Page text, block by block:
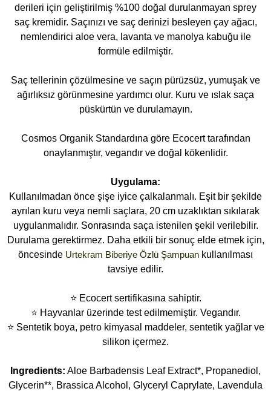
derileri için geliştirilmiş %100 doğal durulanmayan sprey
saç kremidir. Saçınızı ve saç derinizi besleyen çay ağacı,
nemlendirici aloe vera, lavanta ve manolya kabuğu ile
formüle edilmiştir.
Saç tellerinin çözülmesine ve saçın pürüzsüz, yumuşak ve
ağırlıksız görünmesine yardımcı olur. Kuru ve ıslak saça
püskürtün ve durulamayın.
Cosmos Organik Standardına göre Ecocert tarafından
onaylanmıştır, vegandır ve doğal kökenlidir.
Uygulama:
Kullanılmadan önce şişe iyice çalkalanmalı. Eşit bir şekilde
ayrılan kuru veya nemli saçlara, 20 cm uzaklıktan sıkılarak
uygulanmalıdır. Sonrasında saça istenilen şekil verilebilir.
Durulama gerektirmez. Daha etkili bir sonuç elde etmek için,
öncesinde Urtekram Biberiye Özlü Şampuan kullanılması
tavsiye edilir.
⭐ Ecocert sertifikasına sahiptir.
⭐ Hayvanlar üzerinde test edilmemiştir. Vegandır.
⭐ Sentetik boya, petro kimyasal maddeler, sentetik yağlar ve
silikon içermez.
Ingredients: Aloe Barbadensis Leaf Extract*, Propanediol,
Glycerin**, Brassica Alcohol, Glyceryl Caprylate, Lavendula